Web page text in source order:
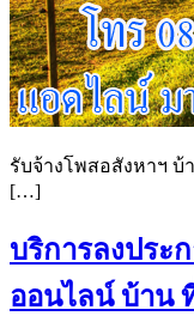
รับจ้างโพสอสังหาฯ
[…]
บริการลงประ
ออนไลน์ บ้าน